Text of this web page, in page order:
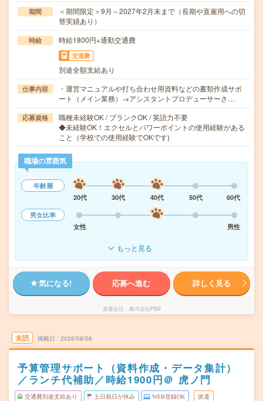
期間
＜期間限定＞9月～2027年2月末まで（長期や直雇用への切
替実績あり）
時給 時給1800円+通勤交通費
交通費
別途全額支給あり
仕事内容
・運営マニュアルや打ち合わせ用資料などの書類作成サポ
ート（メイン業務）→アシスタントプロデューサーさ…
応募資格
職種未経験OK / ブランクOK / 英語力不要
◆未経験OK！エクセルとパワーポイントの使用経験がある
こと（学校での使用経験でOKです)
職場の雰囲気
年齢層
20代
30代 40代 50代
60代
男女比率
女性
男性
もっと見る
気になる! 応募へ進む 詳しく見る
派遣会社 株式会社PBB
未読 掲載日 2026/08/08
予算管理サポート（資料作成・データ集計）
／ランチ代補助／時給1900円＠ 虎ノ門
交通費別途支給あり 土日祝日が休み WEB登録OK 派遣